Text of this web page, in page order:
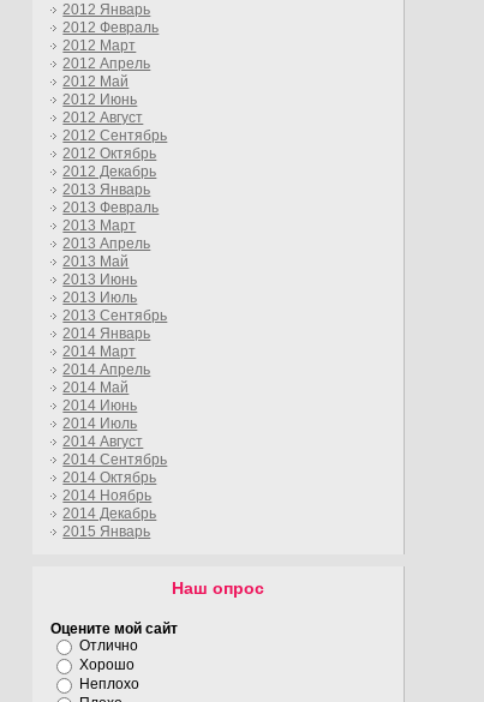
2012 Январь
2012 Февраль
2012 Март
2012 Апрель
2012 Май
2012 Июнь
2012 Август
2012 Сентябрь
2012 Октябрь
2012 Декабрь
2013 Январь
2013 Февраль
2013 Март
2013 Апрель
2013 Май
2013 Июнь
2013 Июль
2013 Сентябрь
2014 Январь
2014 Март
2014 Апрель
2014 Май
2014 Июнь
2014 Июль
2014 Август
2014 Сентябрь
2014 Октябрь
2014 Ноябрь
2014 Декабрь
2015 Январь
Наш опрос
Оцените мой сайт
Отлично
Хорошо
Неплохо